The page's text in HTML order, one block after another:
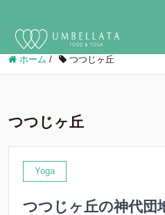
ホーム / つつじヶ丘
つつじヶ丘
Yoga
つつじヶ丘の神代団